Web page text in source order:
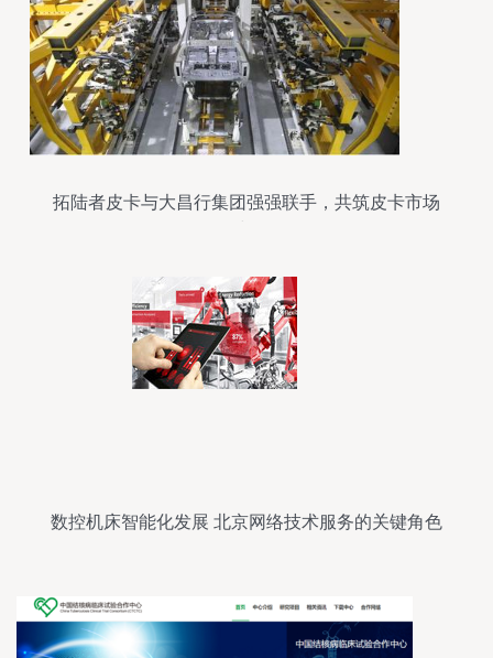
拓陆者皮卡与大昌行集团强强联手，共筑皮卡市场
数控机床智能化发展 北京网络技术服务的关键角色